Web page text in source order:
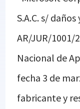
S.A.C. s/
AR/JUR/1001/
Nacional de
fecha 3 de
fabricante y